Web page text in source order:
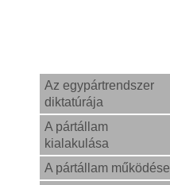
Az egypártrendszer
diktatúrája
A pártállam
kialakulása
A pártállam működése